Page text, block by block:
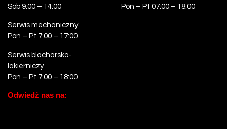
Sob 9:00 – 14:00
Serwis mechaniczny
Pon – Pt 7:00 – 17:00
Serwis blacharsko-
lakierniczy
Pon – Pt 7:00 – 18:00
Pon – Pt 07:00 – 18:00
Odwiedź nas na: